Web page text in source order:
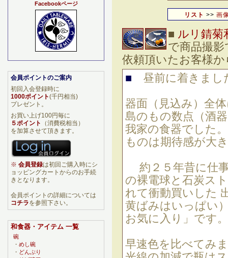
リスト >> 画
■ ルリ錆菊
で商品撮
依頼頂いたお客様
■ 昼前に着きまし
器面（見込み）全
島のもの数点（酒
我家の食器でした
ものは期待感が大
約２５年昔に仕
の裸電球と石炭ス
れて衝動買いした
黄ばみはいっぱい
お気に入り」です。
早速色を比べてみ
Facebookページ
会員ポイントのご案内
初回入会登録時に
1000ポイント(千円相当)
プレゼント。
お買い上げ100円毎に
５ポイント
（消費税相当）
を加算させて頂きます。
※ 会員登録は初回ご購入時にシ
ョッピングカートからのお手続
きとなります。
会員ポイントの詳細については
コチラを参照下さい。
和食器・アイテム 一覧
碗
・ めし碗
・ どんぶり